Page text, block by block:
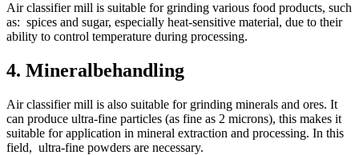
Air classifier mill is suitable for grinding various food products, such
as: spices and sugar, especially heat-sensitive material, due to their
ability to control temperature during processing.
4. Mineralbehandling
Air classifier mill is also suitable for grinding minerals and ores. It
can produce ultra-fine particles (as fine as 2 microns), this makes it
suitable for application in mineral extraction and processing. In this
field, ultra-fine powders are necessary.